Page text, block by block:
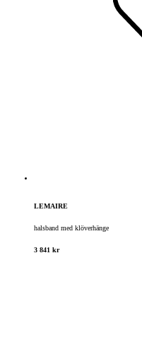
LEMAIRE
halsband med klöverhänge
3 841 kr